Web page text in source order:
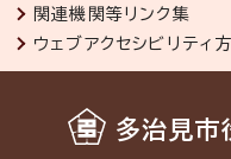
関連機関等リンク集
ウェブアクセシビリティ
多治見市